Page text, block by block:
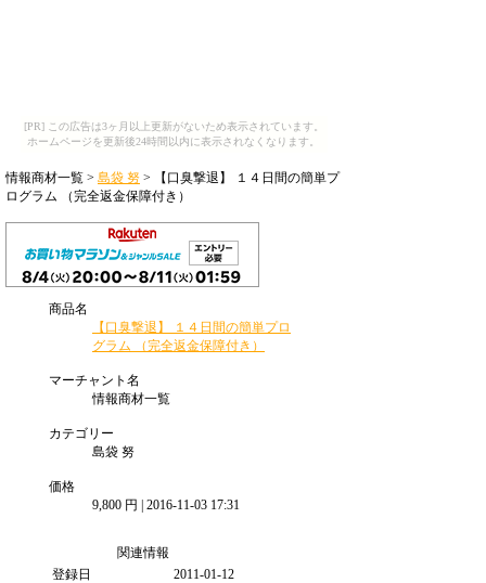
[PR] この広告は3ヶ月以上更新がないため表示されています。
ホームページを更新後24時間以内に表示されなくなります。
情報商材一覧 > 島袋 努 > 【口臭撃退】 １４日間の簡単プ
ログラム （完全返金保障付き）
商品名
【口臭撃退】 １４日間の簡単プロ
グラム （完全返金保障付き）
マーチャント名
情報商材一覧
カテゴリー
島袋 努
価格
9,800 円 | 2016-11-03 17:31
関連情報
登録日
2011-01-12